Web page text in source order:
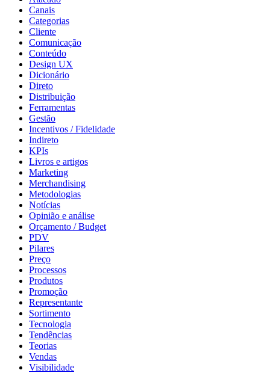
Canais
Categorias
Cliente
Comunicação
Conteúdo
Design UX
Dicionário
Direto
Distribuição
Ferramentas
Gestão
Incentivos / Fidelidade
Indireto
KPIs
Livros e artigos
Marketing
Merchandising
Metodologias
Notícias
Opinião e análise
Orçamento / Budget
PDV
Pilares
Preço
Processos
Produtos
Promoção
Representante
Sortimento
Tecnologia
Tendências
Teorias
Vendas
Visibilidade